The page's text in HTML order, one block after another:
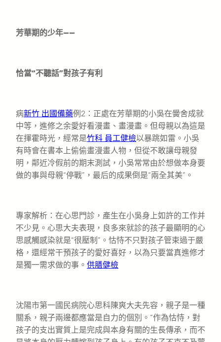
芳華期的少年——
恰當“不聽話”對孩子有利
病新竹 出國備藥例2：正處在芳華期的小吳在黌舍成就
中等，進修之余愛好看漫畫、畫漫畫。但母親以為這是
在揮霍時光，經常是竹科 員工健檢以暴跳如雷。小吳
有時會在書本上偷偷畫漫畫人物，但從不敢讓母親發
明，鄰近冷假前的期末測試，小吳常常由於想做本身要
做的事與母親“停戰”，最后的成果倒是“兩全其美”。
專家解析：在心思門診，產生在小吳身上如許的工作并
不少見。心思大夫表現，良多來就診的孩子最顯明的心
思感觸感染就是“很壓制”。怙恃不只對孩子管束過于嚴
格，還經常干預孩子的愛好喜好，以為只要當真進修才
是獨一需求做的事。 供膳健檢
沈陽市第一國民病院心思科陳爽大夫先容，親子是一種
關系，親子兩邊都應當是自力的個別。“作為怙恃，對
孩子的支出實質上是完成與本身有關的生長傳承，而不